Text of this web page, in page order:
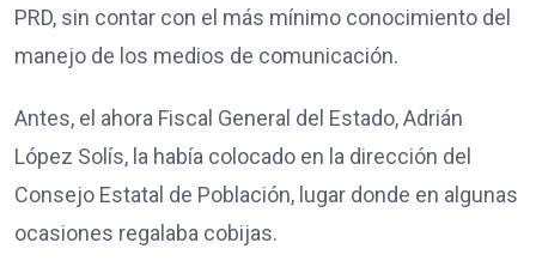
PRD, sin contar con el más mínimo conocimiento del
manejo de los medios de comunicación.
Antes, el ahora Fiscal General del Estado, Adrián
López Solís, la había colocado en la dirección del
Consejo Estatal de Población, lugar donde en algunas
ocasiones regalaba cobijas.